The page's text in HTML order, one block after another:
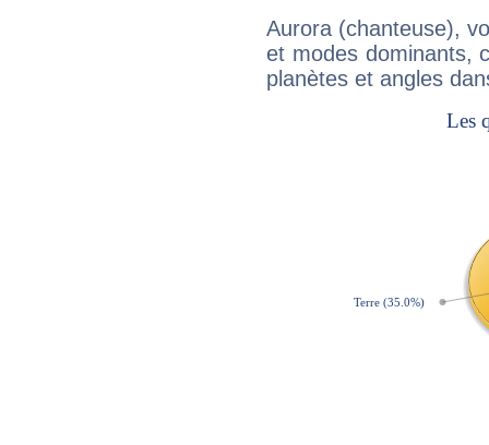
Aurora (chanteuse),
et modes dominants,
planètes et angles